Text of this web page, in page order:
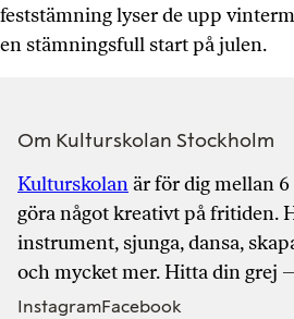
feststämning lyser de upp
en stämningsfull start på julen.
Om Kulturskolan Stockholm
Kulturskolan är för dig mellan
göra något kreativt på fritiden.
instrument, sjunga, dansa,
och mycket mer. Hitta din grej
InstagramFacebook